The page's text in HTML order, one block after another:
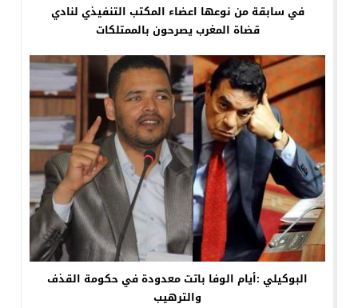
في سابقة من نوعها اعضاء المكتب التنفيذي لنادي
قضاة المغرب يصرحون بالممتلكات
البوكيلي :أيام الوفا باتت معدودة في حكومة القذف
والترهيب